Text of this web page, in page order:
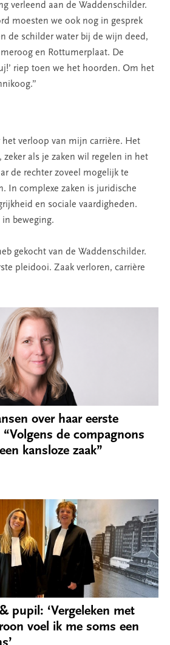
verleend aan de Waddenschilder.
moesten we ook nog in gesprek
de schilder water bij de wijn deed,
en Rottumerplaat. De
riep toen we het hoorden. Om het
verloop van mijn carrière. Het
als je zaken wil regelen in het
de rechter zoveel mogelijk te
In complexe zaken is juridische
en sociale vaardigheden.
beweging.
gekocht van de Waddenschilder.
pleidooi. Zaak verloren, carrière
over haar eerste
de compagnons
kansloze zaak”
pupil: ‘Vergeleken met
voel ik me soms een